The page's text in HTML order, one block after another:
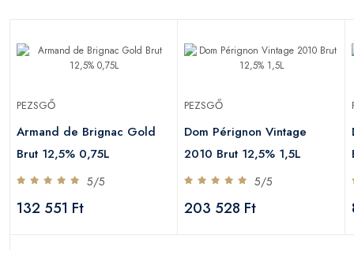
PEZSGŐ
Armand de Brignac Gold
Brut 12,5% 0,75L
5/5
132 551 Ft
PEZSGŐ
Dom Pérignon Vintage
2010 Brut 12,5% 1,5L
5/5
203 528 Ft